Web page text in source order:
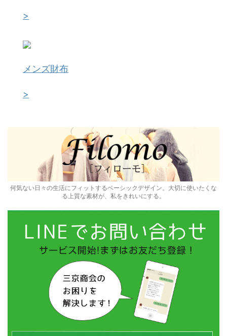
>
メンズ財布
>
何気ない日々の生活にフィットするベーシックデザイン。大切に使いたくな
る上質な素材が、私をきれいにする。